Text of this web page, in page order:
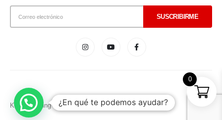
Kronosgaming © 2021. All Rights Reserved
0
¿En qué te podemos ayudar?